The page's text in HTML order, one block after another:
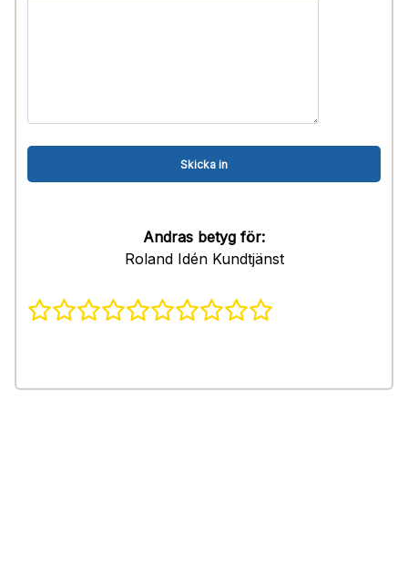
Andras betyg för:
Roland Idén Kundtjänst